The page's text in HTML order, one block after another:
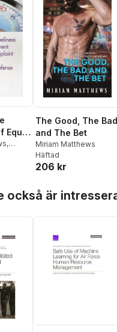
Equal
,
The Good, The Bad
and The Bet
Miriam Matthews
Häftad
206 kr
också är